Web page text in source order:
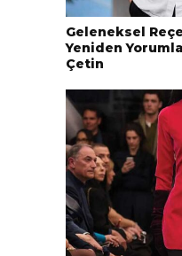
Geleneksel
Yeniden
Çetin